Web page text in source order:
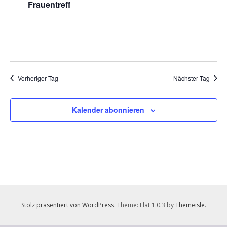
2025
Frauentreff
Vorheriger Tag Nächster Tag
Kalender abonnieren
Stolz präsentiert von WordPress. Theme: Flat 1.0.3 byThemeisle.